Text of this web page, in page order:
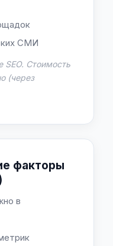
СМИ
SEO. Стоимость
(через
факторы
в